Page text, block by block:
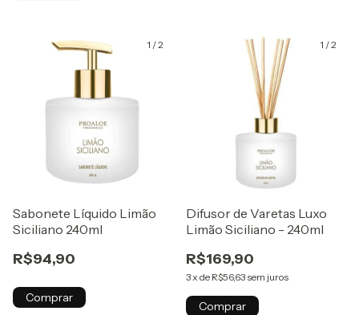
1 /2
Sabonete Líquido Limão
Siciliano 240ml
R$94,90
Comprar
1 /2
Difusor de Varetas Luxo
Limão Siciliano - 240ml
R$169,90
3x de R$56,63 sem juros
Comprar